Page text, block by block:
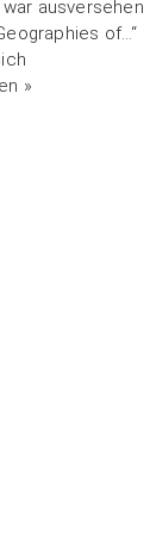
ausversehen
of…“
»